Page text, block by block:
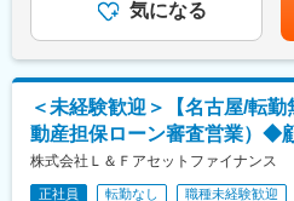
■組織構成
福岡支店には10名前後在籍して
※人数は暫定、30代を中心に幅
■研修体制
中途入社者が8割以上。入社時
資格取得支援など、段階的に成
・融資の審査（面談実施、担保
・顧客のフォロー
・債権管理・回収、営業補助等
●住宅ローン・アパートローン：
独自の審査基準を用いており、
歳500万／31歳536万※残業代別
額であり、選考を通じて上下す
固定手当を含めた表記です。
気になる
＜未経験歓迎＞【名古屋/転
動産担保ローン審査営業）◆
株式会社Ｌ＆Ｆアセットファイナンス
正社員 転勤なし 職種未経験歓迎